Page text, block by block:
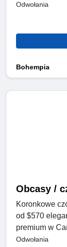
Odwołania
Bohempia
Obcasy /
Koronkowe
od $570
premium w
Odwołania